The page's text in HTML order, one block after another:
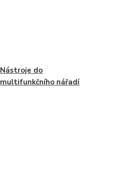
Nástroje do
multifunkčního nářadí